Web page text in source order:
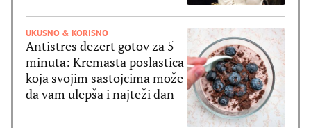
UKUSNO & KORISNO
Antistres dezert gotov za 5
minuta: Kremasta poslastica
koja svojim sastojcima može
da vam ulepša i najteži dan